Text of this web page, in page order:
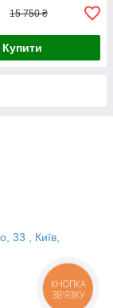
15 750 ₴
Купити
33 , Київ,
КНОПКА
ЗВ'ЯЗКУ